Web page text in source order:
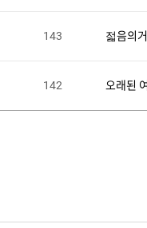
143 젋음의
142 오래된